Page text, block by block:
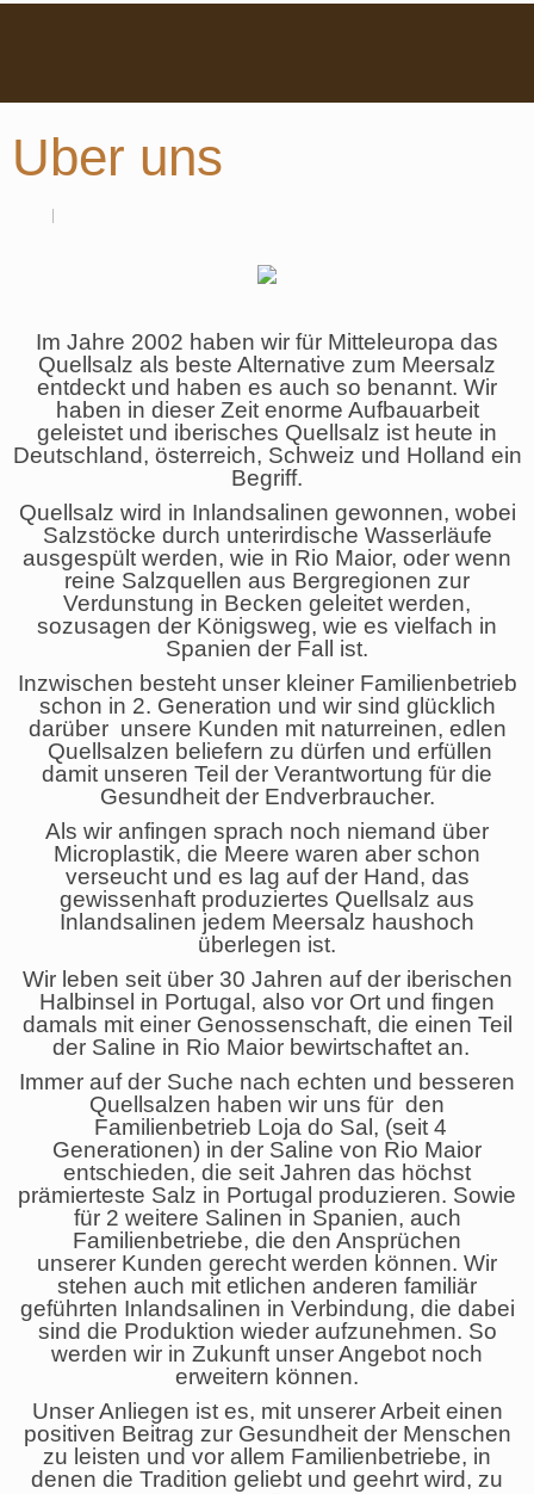
Uber uns
Im Jahre 2002 haben wir für Mitteleuropa das
Quellsalz als beste Alternative zum Meersalz
entdeckt und haben es auch so benannt. ­­Wir
haben in dieser Zeit enorme Aufbauarbeit
geleistet und iberisches Quellsalz ist heute in
Deutschland, österreich, Schweiz und Holland ein
Begriff.
Quellsalz wird in Inlandsalinen gewonnen, wobei
Salzstöcke durch unterirdische Wasserläufe
ausgespült werden, wie in Rio Maior, oder wenn
reine Salzquellen aus Bergregionen zur
Verdunstung in Becken geleitet werden,
sozusagen der Königsweg, wie es vielfach in
Spanien der Fall ist.
Inzwischen besteht unser kleiner Familienbetrieb
schon in 2. Generation und wir sind glücklich
darüber unsere Kunden mit naturreinen, edlen
Quellsalzen beliefern zu dürfen und erfüllen
damit unseren Teil der Verantwortung für die
Gesundheit der Endverbraucher.
Als wir anfingen­­ sprach noch niemand über
Microplastik, die Meere waren aber schon
verseucht und es lag auf der Hand, das
gewissenhaft produziertes Quellsalz aus
Inlandsalinen jedem Meersalz haushoch
überlegen ist.
Wir leben seit über 30 Jahren auf der iberischen
Halbinsel in Portugal, also vor Ort und fingen
damals mit einer Genossenschaft, die einen Teil
der Saline in Rio Maior bewirtschaftet an.
Immer auf der Suche nach echten und besseren
Quellsalzen haben wir uns für den
Familienbetrieb Loja do Sal, (seit 4
Generationen) in der Saline von Rio Maior
entschieden, die seit Jahren das höchst
prämierteste Salz in Portugal produzieren. Sowie
für 2 weitere Salinen in Spanien, auch
Familienbetriebe, die den Ansprüchen
unserer Kunden gerecht werden können. Wir
stehen auch mit etlichen anderen familiär
geführten Inlandsalinen in Verbindung, die dabei
sind die Produktion wieder aufzunehmen. So
werden wir in Zukunft unser Angebot noch
erweitern können.
Unser Anliegen ist es, mit unserer Arbeit einen
positiven Beitrag zur Gesundheit der Menschen
zu leisten und vor allem Familienbetriebe, in
denen die Tradition geliebt und geehrt wird, zu